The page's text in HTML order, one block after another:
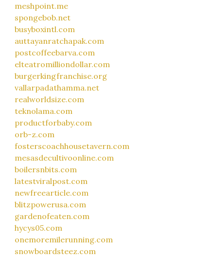
meshpoint.me
spongebob.net
busyboxintl.com
auttayanratchapak.com
postcoffeebarva.com
elteatromilliondollar.com
burgerkingfranchise.org
vallarpadathamma.net
realworldsize.com
teknolama.com
productforbaby.com
orb-z.com
fosterscoachhousetavern.com
mesasdecultivoonline.com
boilersnbits.com
latestviralpost.com
newfreearticle.com
blitzpowerusa.com
gardenofeaten.com
hycys05.com
onemoremilerunning.com
snowboardsteez.com